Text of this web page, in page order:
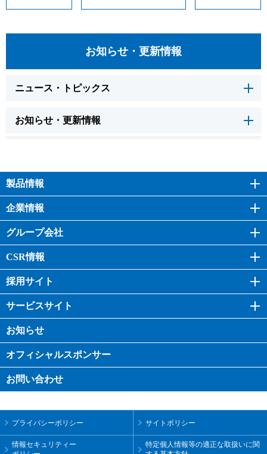
お知らせ・更新情報
ニュース・トピックス
お知らせ・更新情報
製品情報
企業情報
グループ会社
CSR情報
採用サイト
サービスサイト
お知らせ
オフィシャルスポンサー
お問い合わせ
プライバシーポリシー サイトポリシー
情報セキュリティー
特定個人情報等の適正な取扱いに関